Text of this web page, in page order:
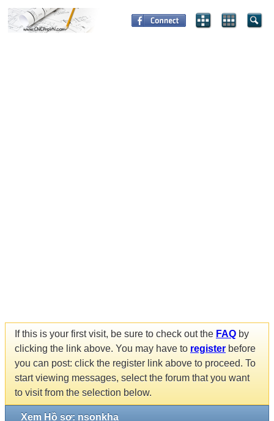
If this is your first visit, be sure to check out the FAQ by
clicking the link above. You may have to register before
you can post: click the register link above to proceed. To
start viewing messages, select the forum that you want
to visit from the selection below.
Xem Hồ sơ: nsonkha